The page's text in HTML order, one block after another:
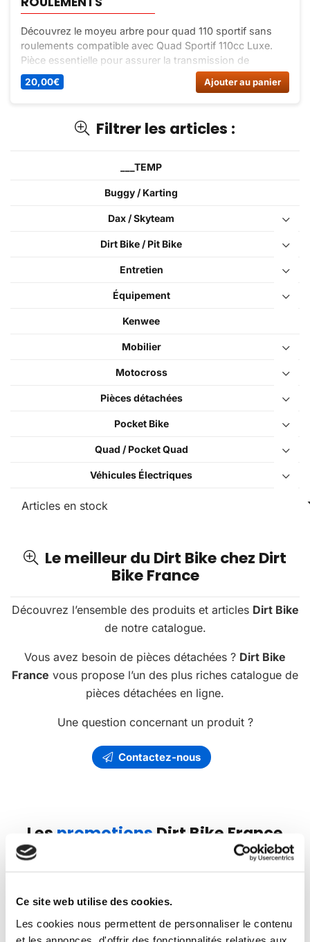
Ce site web utilise des cookies.
Les cookies nous permettent de personnaliser le contenu
et les annonces, d'offrir des fonctionnalités relatives aux
Filtrer les articles :
___TEMP
Buggy / Karting
Dax / Skyteam
Dirt Bike / Pit Bike
Entretien
Équipement
Kenwee
Mobilier
Motocross
Pièces détachées
Pocket Bike
Quad / Pocket Quad
Véhicules Électriques
Le meilleur du Dirt Bike chez Dirt
Bike France
Découvrez l’ensemble des produits et articles Dirt Bike
de notre catalogue.
Vous avez besoin de pièces détachées ? Dirt Bike
France vous propose l’un des plus riches catalogue de
pièces détachées en ligne.
Une question concernant un produit ?
Contactez-nous
Découvrez le moyeu arbre pour quad 110 sportif sans
roulements compatible avec Quad Sportif 110cc Luxe.
Pièce essentielle pour assurer la transmission de
puissance de votre quad. Achetez-le dès maintenant sur
Dirt Bike France !
20,00€ Ajouter au panier
Les promotions Dirt Bike France
PROMO
-35€